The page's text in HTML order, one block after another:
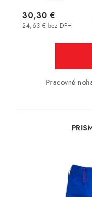
24,63 € bez DPH
30,30 €
Pracovné